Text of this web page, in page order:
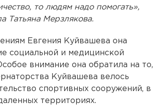
то людям надо помогать»,
Татьяна Мерзлякова.
Евгения Куйвашева она
социальной и медицинской
внимание она обратила на то,
Куйвашева велось
спортивных сооружений, в
территориях.